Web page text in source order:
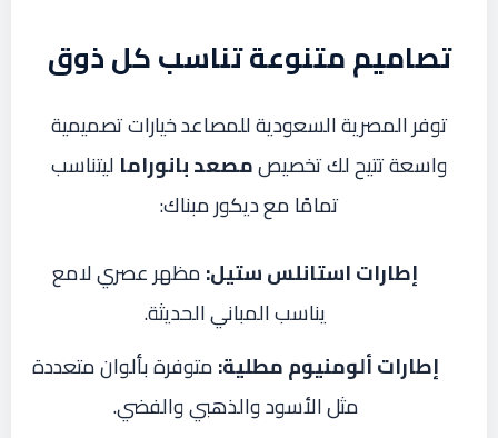
تصاميم متنوعة تناسب كل ذوق
توفر المصرية السعودية للمصاعد خيارات تصميمية
واسعة تتيح لك تخصيصمصعد بانوراما ليتناسب
تمامًا مع ديكور مبناك:
إطارات استانلس ستيل:مظهر عصري لامع
يناسب المباني الحديثة.
إطارات ألومنيوم مطلية:متوفرة بألوان متعددة
مثل الأسود والذهبي والفضي.